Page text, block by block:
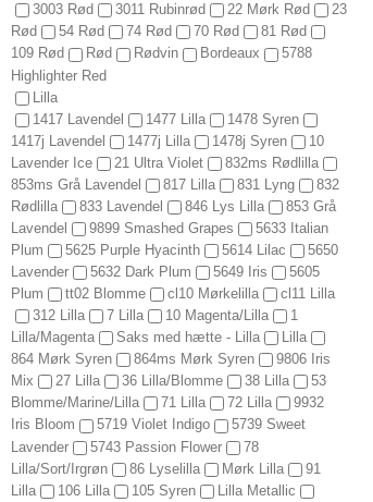
3003 Rød
3011 Rubinrød 22 Mørk Rød
23
Rød
54 Rød 74 Rød 70 Rød
81 Rød
109 Rød
Rød Rødvin Bordeaux
5788
Highlighter Red
Lilla
1417 Lavendel
1477 Lilla
1478 Syren
1417j Lavendel
1477j Lilla 1478j Syren
10
Lavender Ice
21 Ultra Violet
832ms Rødlilla
853ms Grå Lavendel
817 Lilla 831 Lyng
832
Rødlilla
833 Lavendel 846 Lys Lilla
853 Grå
Lavendel
9899 Smashed Grapes
5633 Italian
Plum
5625 Purple Hyacinth 5614 Lilac
5650
Lavender
5632 Dark Plum 5649 Iris
5605
Plum
tt02 Blomme cl10 Mørkelilla
cl11 Lilla
312 Lilla
7 Lilla 10 Magenta/Lilla
1
Lilla/Magenta
Saks med hætte - Lilla
Lilla
864 Mørk Syren
864ms Mørk Syren
9806 Iris
Mix
27 Lilla 36 Lilla/Blomme 38 Lilla
53
Blomme/Marine/Lilla
71 Lilla 72 Lilla
9932
Iris Bloom
5719 Violet Indigo
5739 Sweet
Lavender
5743 Passion Flower
78
Lilla/Sort/Irgrøn
86 Lyselilla Mørk Lilla
91
Lilla
106 Lilla 105 Syren
Lilla Metallic